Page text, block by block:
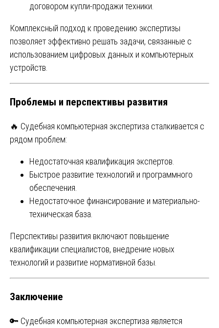
договором купли-продажи техники.
Комплексный подход к проведению экспертизы
позволяет эффективно решать задачи, связанные с
использованием цифровых данных и компьютерных
устройств.
Проблемы и перспективы развития
🔥 Судебная компьютерная экспертиза сталкивается с
рядом проблем:
Недостаточная квалификация экспертов.
Быстрое развитие технологий и программного
обеспечения.
Недостаточное финансирование и материально-
техническая база.
Перспективы развития включают повышение
квалификации специалистов, внедрение новых
технологий и развитие нормативной базы.
Заключение
🔑 Судебная компьютерная экспертиза является